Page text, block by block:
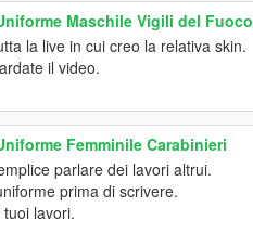
Maschile Vigili del Fuoco
la live in cui creo la relativa skin.
il video.
Femminile Carabinieri
parlare dei lavori altrui.
prima di scrivere.
lavori.